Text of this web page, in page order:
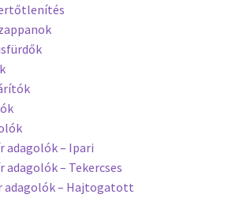
adagolók – Ipari
– Tekercses
adagolók – Hajtogatott